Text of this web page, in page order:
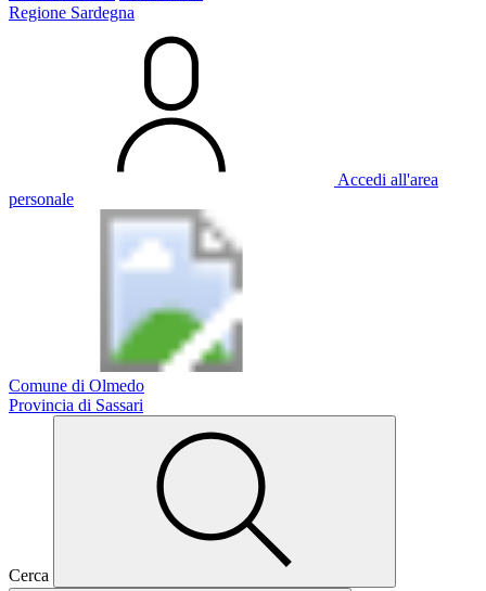
Regione Sardegna
Accedi all'area
personale
Comune di Olmedo
Provincia di Sassari
Cerca